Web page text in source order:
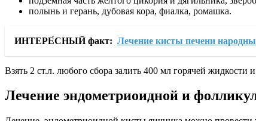
полынь и герань, дубовая кора, фиалка, ромашка.
ИНТЕРЕ́СНЫЙ факт: Лечение кисты печени
Взять 2 ст.л. любого сбора залить 400 мл горячей
Лечение эндометриоидной и